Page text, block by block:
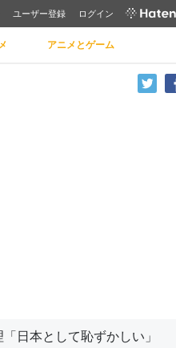
ユーザー登録 ログイン
アニメとゲーム
「日本として恥ずかしい」